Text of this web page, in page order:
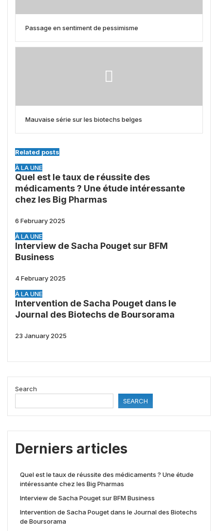
Passage en sentiment de pessimisme
Mauvaise série sur les biotechs belges
Related posts
À LA UNE
Quel est le taux de réussite des
médicaments ? Une étude intéressante
chez les Big Pharmas
6 February 2025
À LA UNE
Interview de Sacha Pouget sur BFM
Business
4 February 2025
À LA UNE
Intervention de Sacha Pouget dans le
Journal des Biotechs de Boursorama
23 January 2025
Search
SEARCH
Derniers articles
Quel est le taux de réussite des médicaments ? Une étude
intéressante chez les Big Pharmas
Interview de Sacha Pouget sur BFM Business
Intervention de Sacha Pouget dans le Journal des Biotechs
de Boursorama